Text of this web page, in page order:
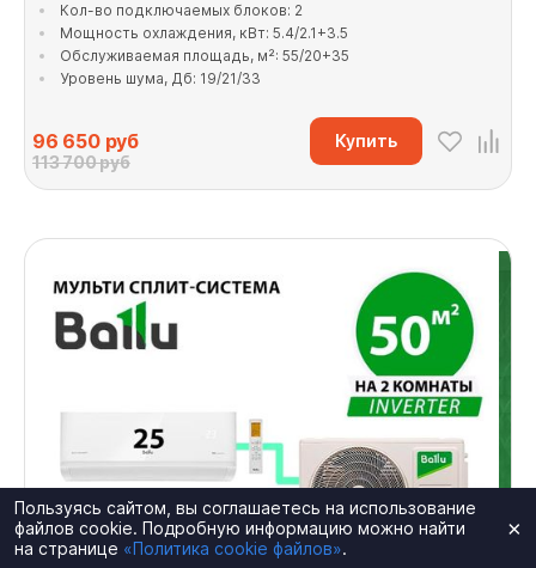
Кол-во подключаемых блоков: 2
Мощность охлаждения, кВт: 5.4/2.1+3.5
Обслуживаемая площадь, м²: 55/20+35
Уровень шума, Дб: 19/21/33
96 650руб
113 700 руб
Купить
×
Пользуясь сайтом, вы соглашаетесь на использование
файлов cookie. Подробную информацию можно найти
на странице «Политика cookie файлов».